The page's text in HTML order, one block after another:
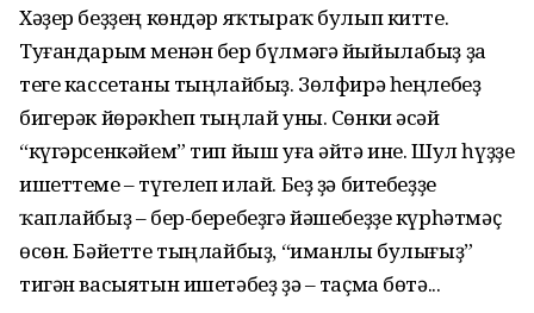
Хәҙер беҙҙең көндәр яҡтыраҡ булып китте.
Туғандарым менән бер бүлмәгә йыйылабыҙ ҙа
теге кассетаны тыңлайбыҙ. Зөлфирә һеңлебеҙ
бигерәк йөрәкһеп тыңлай уны. Сөнки әсәй
“күгәрсенкәйем” тип йыш уға әйтә ине. Шул һүҙҙе
ишеттеме – түгелеп илай. Беҙ ҙә битебеҙҙе
ҡаплайбыҙ – бер-беребеҙгә йәшебеҙҙе күрһәтмәҫ
өсөн. Бәйетте тыңлайбыҙ, “иманлы булығыҙ”
тигән васыятын ишетәбеҙ ҙә – таҫма бөтә...